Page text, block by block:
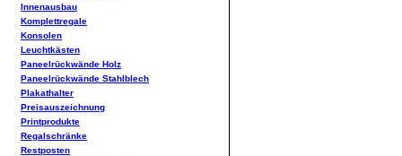
Innenausbau
Komplettregale
Konsolen
Leuchtkästen
Paneelrückwände Holz
Paneelrückwände Stahlblech
Plakathalter
Preisauszeichnung
Printprodukte
Regalschränke
Restposten